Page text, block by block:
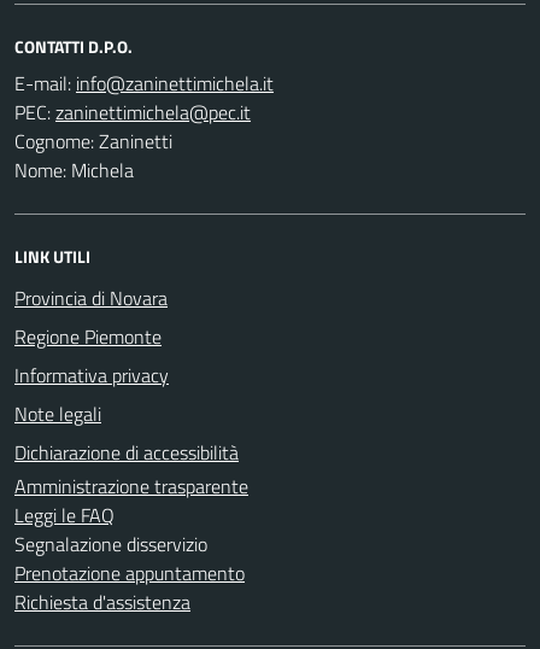
CONTATTI D.P.O.
E-mail:
PEC:
Cognome: Zaninetti
Nome: Michela
LINK UTILI
Provincia di Novara
Regione Piemonte
Informativa privacy
Note legali
Dichiarazione di accessibilità
Amministrazione trasparente
Leggi le FAQ
Segnalazione disservizio
Prenotazione appuntamento
Richiesta d'assistenza